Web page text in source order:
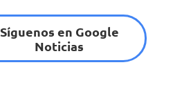
Síguenos en Google
Noticias